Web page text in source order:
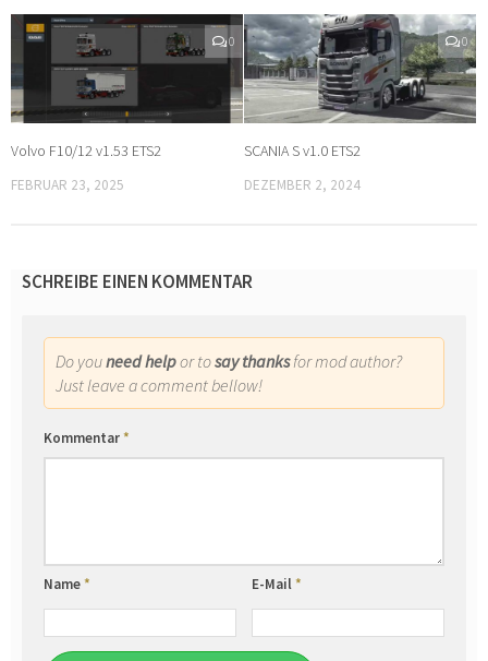
0
Volvo F10/12 v1.53 ETS2
FEBRUAR 23, 2025
0
SCANIA S v1.0 ETS2
DEZEMBER 2, 2024
SCHREIBE EINEN KOMMENTAR
Do youneed helpor tosay thanksfor mod author?
Just leave a comment bellow!
Kommentar*
Name* E-Mail*